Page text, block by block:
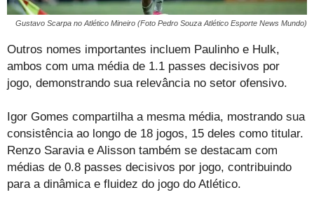
Gustavo Scarpa no Atlético Mineiro (Foto Pedro Souza Atlético Esporte News Mundo)
Outros nomes importantes incluem Paulinho e Hulk,
ambos com uma média de 1.1 passes decisivos por
jogo, demonstrando sua relevância no setor ofensivo.
Igor Gomes compartilha a mesma média, mostrando sua
consistência ao longo de 18 jogos, 15 deles como titular.
Renzo Saravia e Alisson também se destacam com
médias de 0.8 passes decisivos por jogo, contribuindo
para a dinâmica e fluidez do jogo do Atlético.